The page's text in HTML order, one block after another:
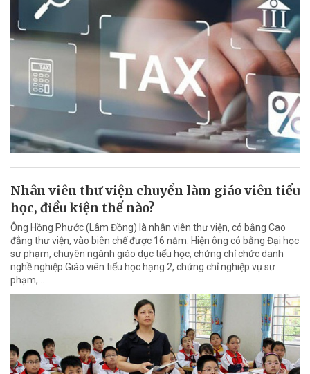
Nhân viên thư viện chuyển làm giáo viên tiểu
học, điều kiện thế nào?
Ông Hồng Phước (Lâm Đồng) là nhân viên thư viện, có bằng Cao
đẳng thư viện, vào biên chế được 16 năm. Hiện ông có bằng Đại học
sư phạm, chuyên ngành giáo dục tiểu học, chứng chỉ chức danh
nghề nghiệp Giáo viên tiểu học hạng 2, chứng chỉ nghiệp vụ sư
phạm,…